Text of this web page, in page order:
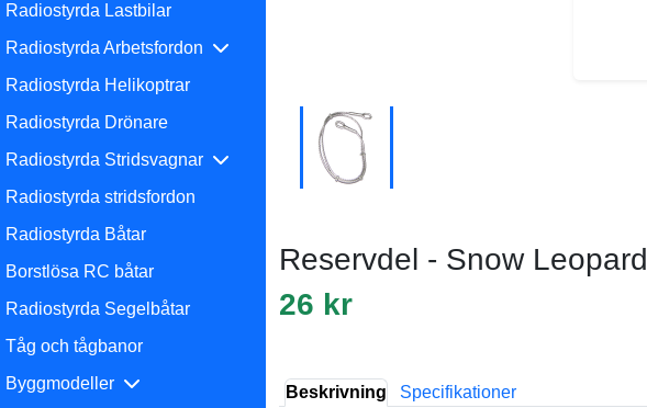
Radiostyrda Lastbilar
Radiostyrda Arbetsfordon
Radiostyrda Helikoptrar
Radiostyrda Drönare
Radiostyrda Stridsvagnar
Radiostyrda stridsfordon
Radiostyrda Båtar
Borstlösa RC båtar
Radiostyrda Segelbåtar
Tåg och tågbanor
Byggmodeller
Reservdel - Snow
26 kr
Beskrivning Specifikationer